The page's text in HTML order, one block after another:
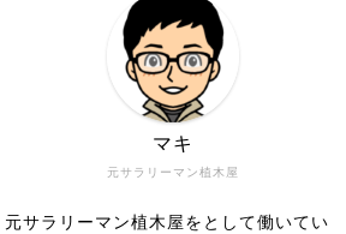
元サラリーマン植木屋
マキ
元サラリーマン植木屋をとして働いてい